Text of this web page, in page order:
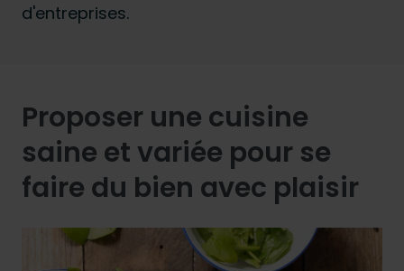
d'entreprises.
Proposer une cuisine
saine et variée pour se
faire du bien avec plaisir